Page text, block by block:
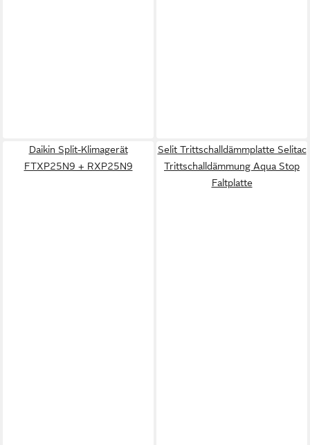
Daikin Split-Klimagerät
FTXP25N9 + RXP25N9
Selit Trittschalldämmplatte Selitac
Trittschalldämmung Aqua Stop
Faltplatte